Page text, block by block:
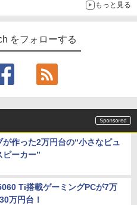
もっと見る
をフォローする
が作った2万円台の“小さなピュ
ピーカー”
Ti搭載ゲーミングPCが7万
万円台！